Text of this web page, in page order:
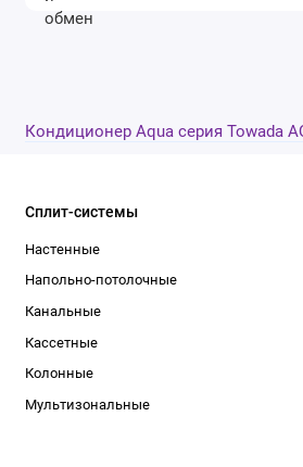
Кондиционер Aqua серия Towada
Сплит-системы
Настенные
Напольно-потолочные
Канальные
Кассетные
Колонные
Мультизональные